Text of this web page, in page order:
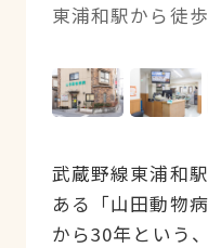
東浦和駅から徒
武蔵野線東浦和
ある「山田動物
から30年という